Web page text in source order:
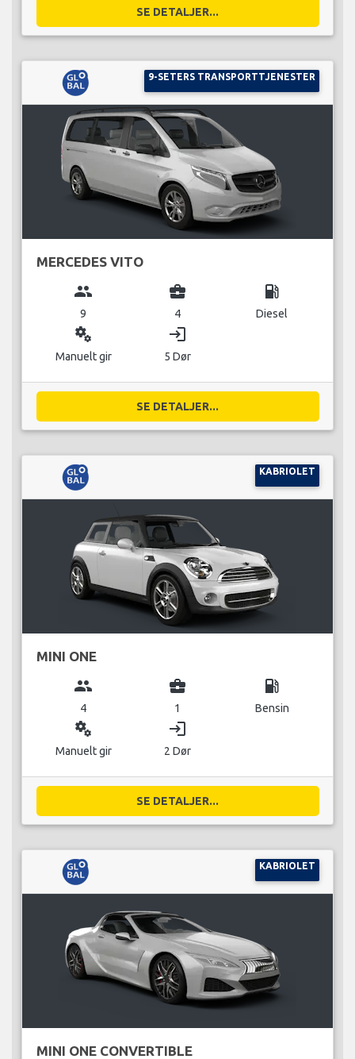
SE DETALJER...
9-SETERS TRANSPORTTJENESTER
MERCEDES VITO
group
9
business_center
4
local_gas_station
Diesel
miscellaneous_services
Manuelt gir
login
5 Dør
SE DETALJER...
KABRIOLET
MINI ONE
group
4
business_center
1
local_gas_station
Bensin
miscellaneous_services
Manuelt gir
login
2 Dør
SE DETALJER...
KABRIOLET
MINI ONE CONVERTIBLE